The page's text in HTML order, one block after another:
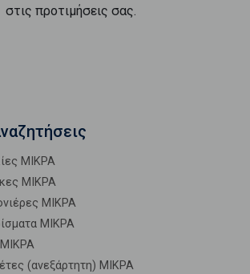
στις προτιμήσεις σας.
ΜΙΚΡΑ
ΜΙΚΡΑ
ΜΙΚΡΑ
ΜΙΚΡΑ
ΜΙΚΡΑ
(ανεξάρτητη) ΜΙΚΡΑ